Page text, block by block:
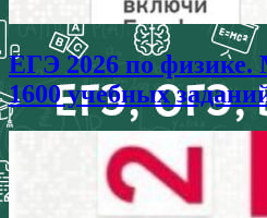
ЕГЭ 2026 по
1600 учебных